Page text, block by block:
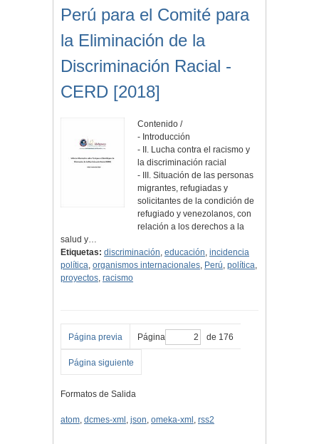
Perú para el Comité para
la Eliminación de la
Discriminación Racial -
CERD [2018]
Contenido /
- Introducción
- II. Lucha contra el racismo y
la discriminación racial
- III. Situación de las personas
migrantes, refugiadas y
solicitantes de la condición de
refugiado y venezolanos, con
relación a los derechos a la
salud y…
Etiquetas: discriminación, educación, incidencia
política, organismos internacionales, Perú, política,
proyectos, racismo
Página previa Página de 176
Página siguiente
Formatos de Salida
atom, dcmes-xml , json, omeka-xml , rss2